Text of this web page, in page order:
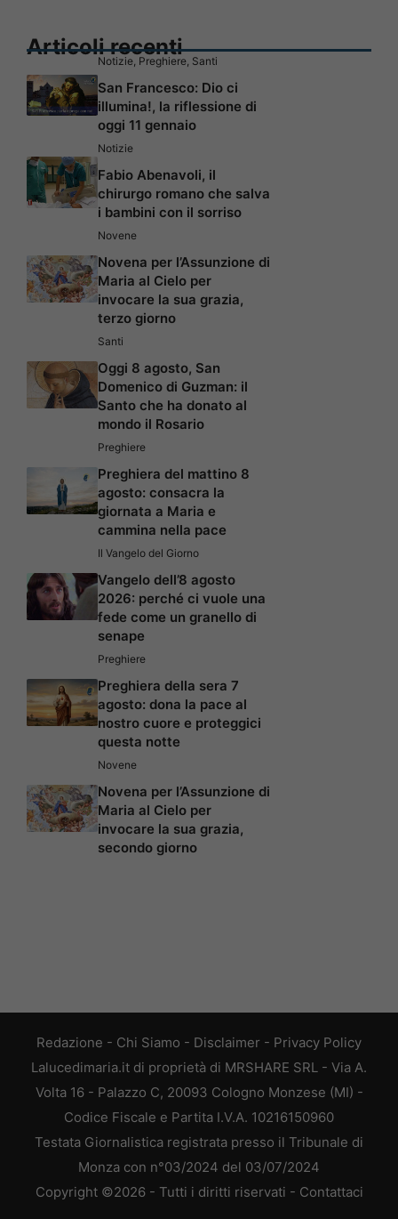
Articoli recenti
Notizie, Preghiere, Santi
San Francesco: Dio ci
illumina!, la riflessione di
oggi 11 gennaio
Notizie
Fabio Abenavoli, il
chirurgo romano che salva
i bambini con il sorriso
Novene
Novena per l’Assunzione di
Maria al Cielo per
invocare la sua grazia,
terzo giorno
Santi
Oggi 8 agosto, San
Domenico di Guzman: il
Santo che ha donato al
mondo il Rosario
Preghiere
Preghiera del mattino 8
agosto: consacra la
giornata a Maria e
cammina nella pace
Il Vangelo del Giorno
Vangelo dell’8 agosto
2026: perché ci vuole una
fede come un granello di
senape
Preghiere
Preghiera della sera 7
agosto: dona la pace al
nostro cuore e proteggici
questa notte
Novene
Novena per l’Assunzione di
Maria al Cielo per
invocare la sua grazia,
secondo giorno
Redazione - Chi Siamo - Disclaimer - Privacy Policy
Lalucedimaria.it di proprietà di MRSHARE SRL - Via A.
Volta 16 - Palazzo C, 20093 Cologno Monzese (MI) -
Codice Fiscale e Partita I.V.A. 10216150960
Testata Giornalistica registrata presso il Tribunale di
Monza con n°03/2024 del 03/07/2024
Copyright ©2026 - Tutti i diritti riservati - Contattaci